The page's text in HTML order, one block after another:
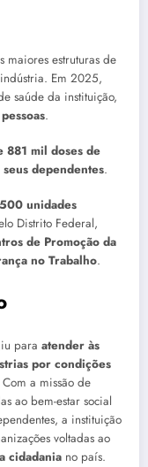
maiores estruturas de
Em 2025,
saúde da instituição,
.
881 mil doses de
dependentes.
unidades
Distrito Federal,
de Promoção da
no Trabalho.
para atender às
por condições
Com a missão de
ao bem-estar social
a instituição
voltadas ao
cidadania no país.